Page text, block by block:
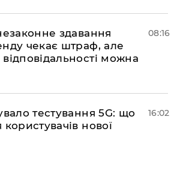
здавання
чекає штраф, але
можна
08:16
тестування 5G: що
нової
16:02